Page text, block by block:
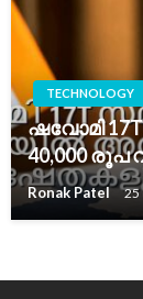
TECHNOLOGY
ഷവോമി
40,000 രൂപ
Ronak Patel